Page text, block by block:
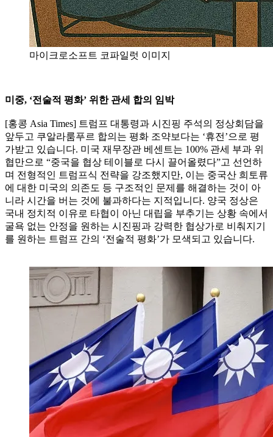
마이크로소프트 코파일럿 이미지
미중, ‘전술적 평화’ 위한 관세 합의 임박
[홍콩 Asia Times] 트럼프 대통령과 시진핑 주석의 정상회담을
앞두고 쿠알라룸푸르 합의는 평화 조약보다는 ‘휴전’으로 평
가받고 있습니다. 미국 재무장관 베센트는 100% 관세 부과 위
협만으로 “중국을 협상 테이블로 다시 끌어올렸다”고 선언하
며 전형적인 트럼프식 전략을 강조했지만, 이는 중국산 희토류
에 대한 미국의 의존도 등 구조적인 문제를 해결하는 것이 아
니라 시간을 버는 것에 불과하다는 지적입니다. 양국 정상은
국내 정치적 이유로 타협이 아닌 대립을 부추기는 상황 속에서
굴욕 없는 안정을 원하는 시진핑과 강력한 협상가로 비춰지기
를 원하는 트럼프 간의 ‘전술적 평화’가 모색되고 있습니다.